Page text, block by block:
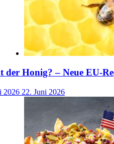
der Honig? – Neue EU-
2026 22. Juni 2026